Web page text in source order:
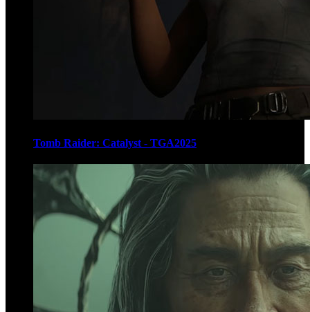
Tomb Raider: Catalyst - TGA2025